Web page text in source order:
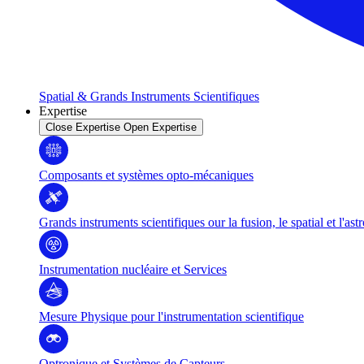
Spatial & Grands Instruments Scientifiques
Expertise
Close Expertise Open Expertise
Composants et systèmes opto-mécaniques
Grands instruments scientifiques our la fusion, le spatial et
Instrumentation nucléaire et Services
Mesure Physique pour l'instrumentation scientifique